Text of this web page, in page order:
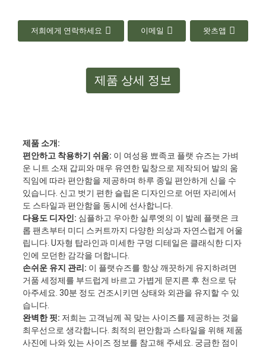
저희에게 연락하세요 이메일 왓츠앱
제품 상세 정보
제품 소개:
편안하고 착용하기 쉬움: 이 여성용 뾰족코 플랫 슈즈는 가벼
운 니트 소재 갑피와 매우 유연한 밑창으로 제작되어 발의 움
직임에 따라 편안함을 제공하며 하루 종일 편안하게 신을 수
있습니다. 신고 벗기 편한 슬립온 디자인으로 어떤 자리에서
도 스타일과 편안함을 동시에 선사합니다.
다용도 디자인: 심플하고 우아한 실루엣의 이 발레 플랫은 크
롭 팬츠부터 미디 스커트까지 다양한 의상과 자연스럽게 어울
립니다. U자형 탑라인과 미세한 구멍 디테일은 클래식한 디자
인에 모던한 감각을 더합니다.
손쉬운 유지 관리: 이 플랫슈즈를 항상 깨끗하게 유지하려면
거품 세정제를 부드럽게 바르고 가볍게 문지른 후 천으로 닦
아주세요. 30분 정도 건조시키면 상태와 외관을 유지할 수 있
습니다.
완벽한 핏: 저희는 고객님께 꼭 맞는 사이즈를 제공하는 것을
최우선으로 생각합니다. 최적의 편안함과 스타일을 위해 제품
사진에 나와 있는 사이즈 정보를 참고해 주세요. 궁금한 점이